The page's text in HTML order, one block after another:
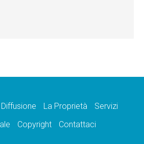
Diffusione La Proprietà
Servizi
Copyright Contattaci